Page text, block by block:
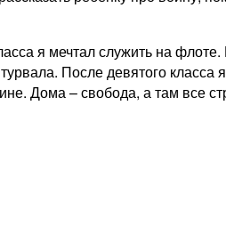
я мечтал служить на
После девятого
Дома – свобода, а там все